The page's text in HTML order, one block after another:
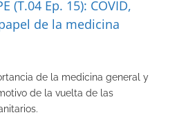
(T.04 Ep. 15): COVID,
de la medicina
de la medicina general y
de la vuelta de las